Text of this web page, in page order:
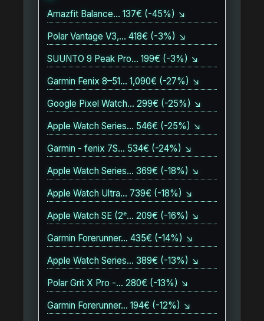
Amazfit Balance… 137€ (-45%) ↘
Polar Vantage V3,… 418€ (-3%) ↘
SUUNTO 9 Peak Pro… 199€ (-3%) ↘
Garmin Fenix 8–51… 1,090€ (-27%) ↘
Google Pixel Watch… 299€ (-25%) ↘
Apple Watch Series… 546€ (-25%) ↘
Garmin - fenix 7S… 534€ (-24%) ↘
Apple Watch Series… 369€ (-18%) ↘
Apple Watch Ultra… 739€ (-18%) ↘
Apple Watch SE (2ᵉ… 209€ (-16%) ↘
Garmin Forerunner… 435€ (-14%) ↘
Apple Watch Series… 389€ (-13%) ↘
Polar Grit X Pro -… 280€ (-13%) ↘
Garmin Forerunner… 194€ (-12%) ↘